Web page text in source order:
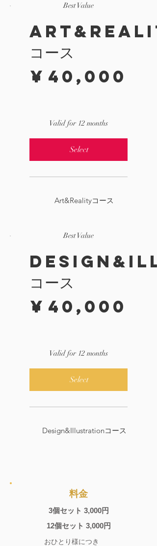
Best Value
コース
¥ 40,000
Valid for 12 months
Select
Art&Realityコース
Best Value
コース
¥ 40,000
Valid for 12 months
Select
Design&Illustrationコース
料金
3個セット 3,000円
12個セット 3,000円
おひとり様につき